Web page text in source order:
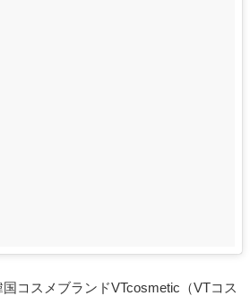
コスメブランドVTcosmetic（VTコス